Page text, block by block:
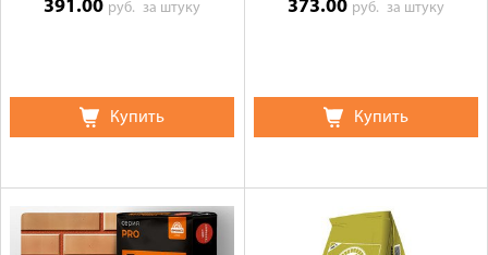
391.00 руб.за штуку
Купить
373.00 руб. за штуку
Купить